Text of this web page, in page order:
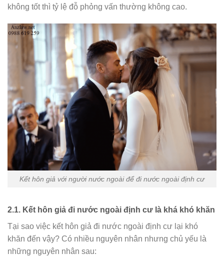
không tốt thì tỷ lệ đỗ phỏng vấn thường không cao.
Kết hôn giả với người nước ngoài để đi nước ngoài định cư
2.1. Kết hôn giả đi nước ngoài định cư là khá khó khăn
Tại sao việc kết hôn giả đi nước ngoài định cư lại khó
khăn đến vậy? Có nhiều nguyên nhân nhưng chủ yếu là
những nguyên nhân sau: